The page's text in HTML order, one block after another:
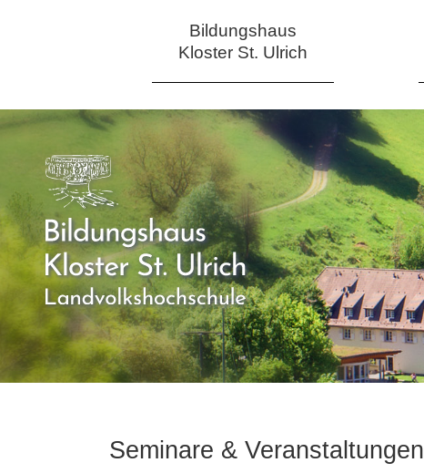
Bildungshaus
Kloster St. Ulrich
Seminare & Veranstaltungen